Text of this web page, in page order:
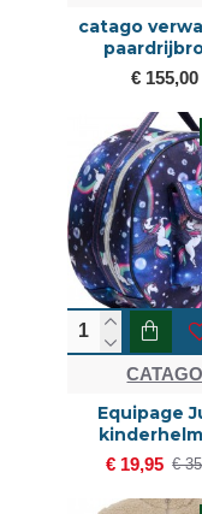
catago
€ 155,00
CATAGO
Equipage
€ 19,95 €